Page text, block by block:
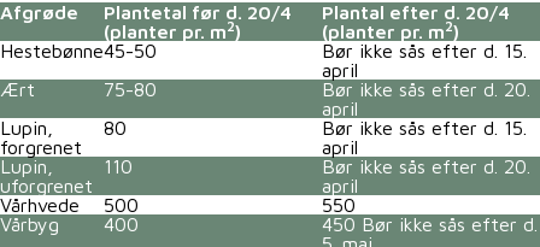
Afgrøde
Plantetal før d. 20/4
(planter pr. m2)
Plantal efter d. 20/4
(planter pr. m2)
Hestebønne45-50
Bør ikke sås efter d. 15.
april
Ært
75-80
Bør ikke sås efter d. 20.
april
Lupin,
forgrenet
80
Bør ikke sås efter d. 15.
april
Lupin,
uforgrenet
110
Bør ikke sås efter d. 20.
april
Vårhvede
500
550
Vårbyg
400
450 Bør ikke sås efter d.